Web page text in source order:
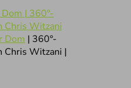
Dom | 360°-
Chris Witzani |